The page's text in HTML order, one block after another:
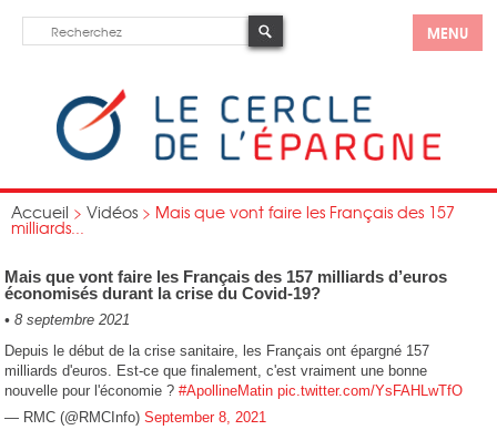
MENU
Accueil > Vidéos > Mais que vont faire les Français des 157
milliards...
Mais que vont faire les Français des 157 milliards d’euros
économisés durant la crise du Covid-19?
• 8 septembre 2021
Depuis le début de la crise sanitaire, les Français ont épargné 157
milliards d'euros. Est-ce que finalement, c'est vraiment une bonne
nouvelle pour l'économie ?#ApollineMatin pic.twitter.com/YsFAHLwTfO
— RMC (@RMCInfo)September 8, 2021